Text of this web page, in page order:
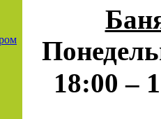
18:00 –